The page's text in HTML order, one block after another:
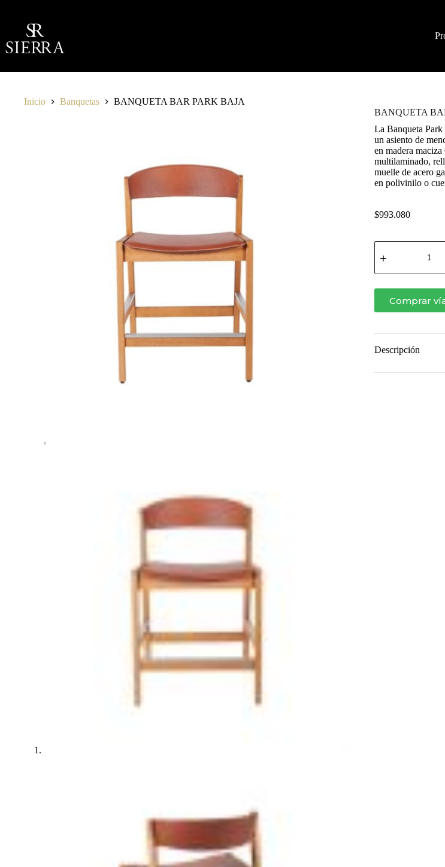
contenido
Inicio Banquetas
BANQUETA BAR PARK BAJA
BANQUETA
La Banqueta
un asiento de
en madera
multilaminado,
muelle de acero
en polivinilo o
$993.080
BANQUETA
BAR
BAJA
cantidad
Comprar
Descripción